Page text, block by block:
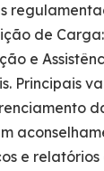
de
e
Principais
e